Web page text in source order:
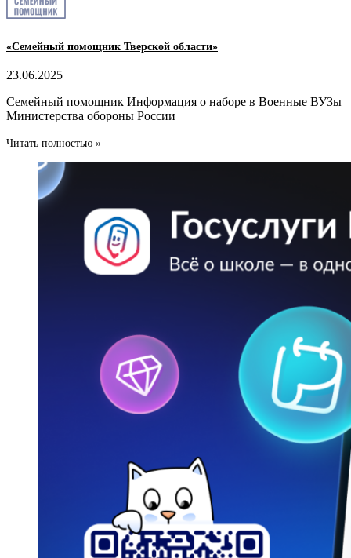
«Семейный помощник Тверской области»
23.06.2025
Семейный помощник Информация о наборе в Военные ВУЗы
Министерства обороны России
Читать полностью »